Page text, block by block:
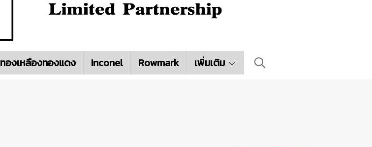
ทองเหลืองทองแดง Inconel Rowmark เพิ่มเติม